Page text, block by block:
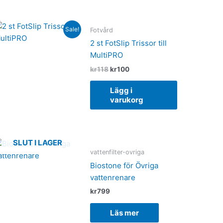
Sale! Fotvård
2 st FotSlip Trissor till
MultiPRO
kr118
price
was:
kr118.
kr100
is:
Lägg i
varukorg
SLUT I LAGER
vattenfilter-ovriga
Biostone för Övriga
vattenrenare
kr799
Läs mer